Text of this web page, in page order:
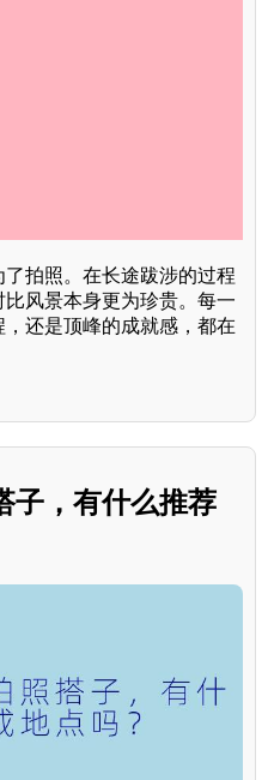
拍照。在长途跋涉的过程
风景本身更为珍贵。每一
还是顶峰的成就感，都在
子，有什么推荐